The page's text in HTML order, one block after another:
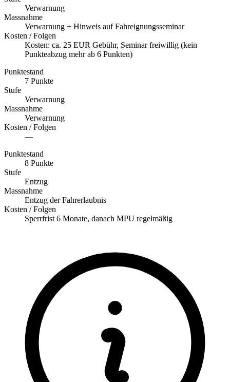
Verwarnung
Massnahme
Verwarnung + Hinweis auf Fahreignungsseminar
Kosten / Folgen
Kosten: ca. 25 EUR Gebühr, Seminar freiwillig (kein
Punkteabzug mehr ab 6 Punkten)
Punktestand
7 Punkte
Stufe
Verwarnung
Massnahme
Verwarnung
Kosten / Folgen
—
Punktestand
8 Punkte
Stufe
Entzug
Massnahme
Entzug der Fahrerlaubnis
Kosten / Folgen
Sperrfrist 6 Monate, danach MPU regelmäßig